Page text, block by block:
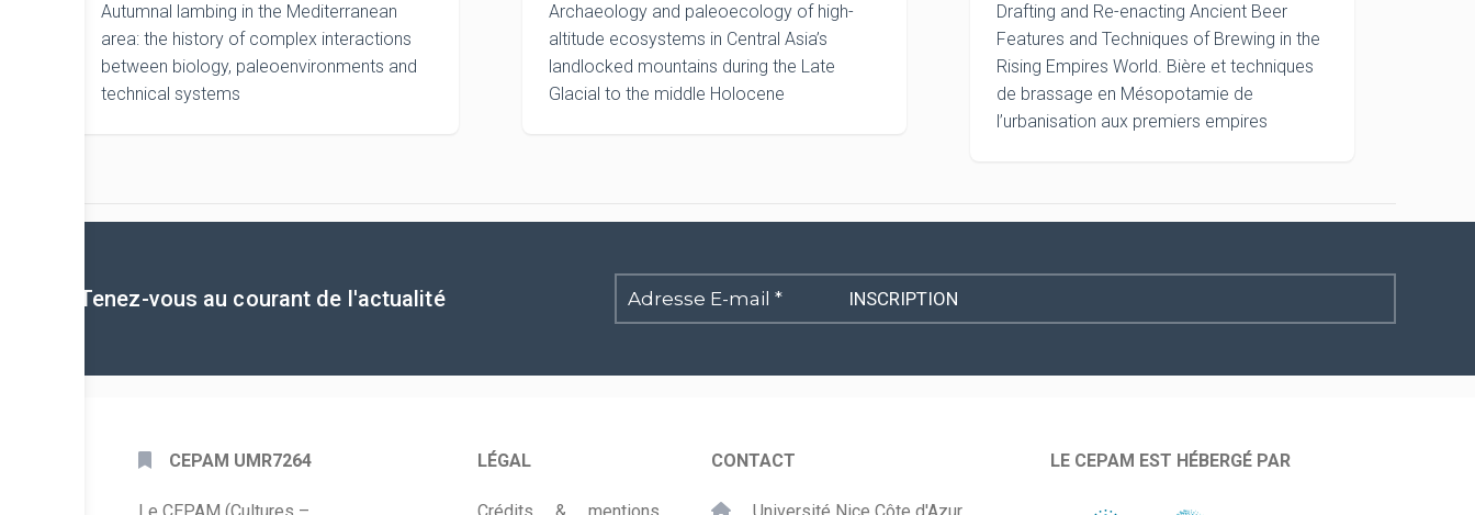
Autumnal lambing in the Mediterranean
area: the history of complex interactions
between biology, paleoenvironments and
technical systems
Archaeology and paleoecology of high-
altitude ecosystems in Central Asia’s
landlocked mountains during the Late
Glacial to the middle Holocene
Drafting and Re-enacting Ancient Beer
Features and Techniques of Brewing in the
Rising Empires World. Bière et techniques
de brassage en Mésopotamie de
l’urbanisation aux premiers empires
Tenez-vous au courant de l'actualité
Adresse
E-
CEPAM UMR7264 LÉGAL CONTACT LE CEPAM EST HÉBERGÉ PAR